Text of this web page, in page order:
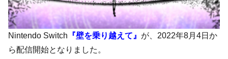
Nintendo Switch 『壁を乗り越えて』 が、2022年8月4日か
ら配信開始となりました。